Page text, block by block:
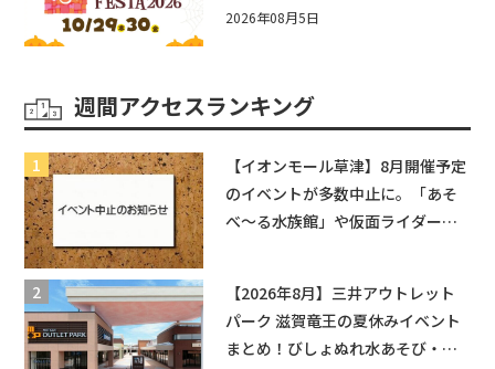
☆入場無料☆10/29(木)30(金)ママ
2026年08月5日
週間アクセスランキング
【イオンモール草津】8月開催予定
のイベントが多数中止に。「あそ
べ〜る水族館」や仮面ライダーシ
【2026年8月】三井アウトレット
パーク 滋賀竜王の夏休みイベント
まとめ！びしょぬれ水あそび・激